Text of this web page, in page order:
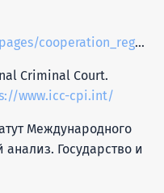
http://www.prokuratura.uz/uz/pages/cooperation_regulations/bosh_prokuraturaning_khorizhiy_davlatlarning_v/
Criminal Court.
www.icc-cpi.int/
Международного
анализ. Государство и